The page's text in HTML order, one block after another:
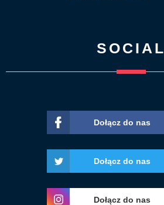
SOCIAL
Dołącz do nas
Dołącz do nas
Dołącz do nas